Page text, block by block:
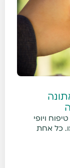
ויופי
כל אחת